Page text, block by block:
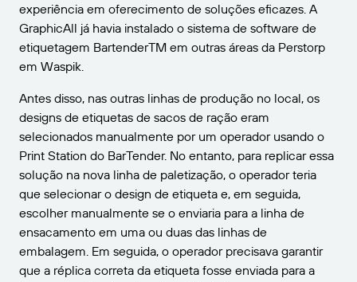
experiência em oferecimento de soluções eficazes. A
GraphicAll já havia instalado o sistema de software de
etiquetagem BartenderTM em outras áreas da Perstorp
em Waspik.
Antes disso, nas outras linhas de produção no local, os
designs de etiquetas de sacos de ração eram
selecionados manualmente por um operador usando o
Print Station do BarTender. No entanto, para replicar essa
solução na nova linha de paletização, o operador teria
que selecionar o design de etiqueta e, em seguida,
escolher manualmente se o enviaria para a linha de
ensacamento em uma ou duas das linhas de
embalagem. Em seguida, o operador precisava garantir
que a réplica correta da etiqueta fosse enviada para a